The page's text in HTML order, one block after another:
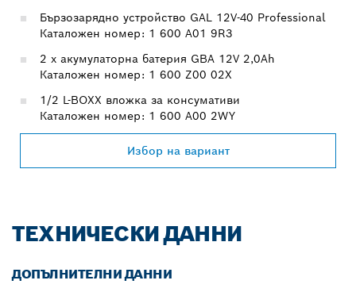
Бързозарядно устройство GAL 12V-40 Professional
Каталожен номер: 1 600 A01 9R3
2 x акумулаторна батерия GBA 12V 2,0Ah
Каталожен номер: 1 600 Z00 02X
1/2 L-BOXX вложка за консумативи
Каталожен номер: 1 600 A00 2WY
Избор на вариант
ТЕХНИЧЕСКИ ДАННИ
ДОПЪЛНИТЕЛНИ ДАННИ